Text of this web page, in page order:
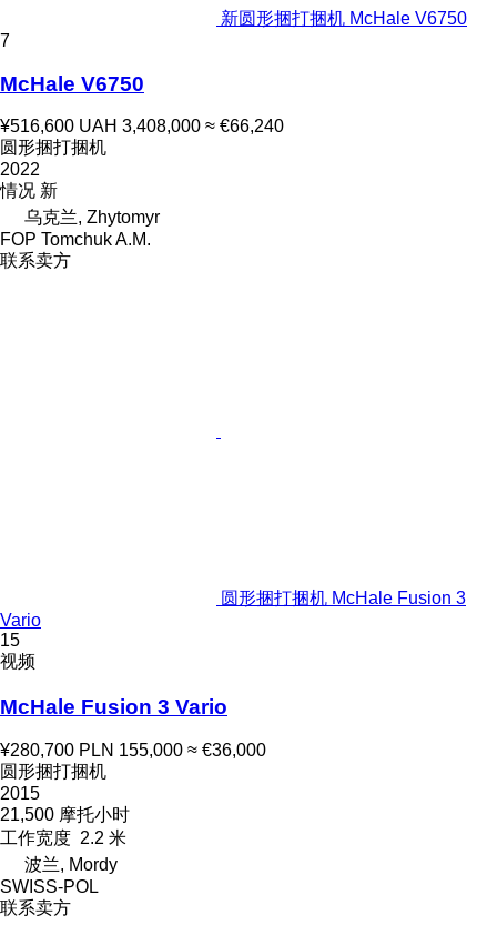
新圆形捆打捆机 McHale V6750
7
McHale V6750
¥516,600 UAH 3,408,000 ≈ €66,240
圆形捆打捆机
2022
情况 新
乌克兰, Zhytomyr
FOP Tomchuk A.M.
联系卖方
圆形捆打捆机 McHale Fusion 3
Vario
15
视频
McHale Fusion 3 Vario
¥280,700 PLN 155,000 ≈ €36,000
圆形捆打捆机
2015
21,500 摩托小时
工作宽度 2.2 米
波兰, Mordy
SWISS-POL
联系卖方